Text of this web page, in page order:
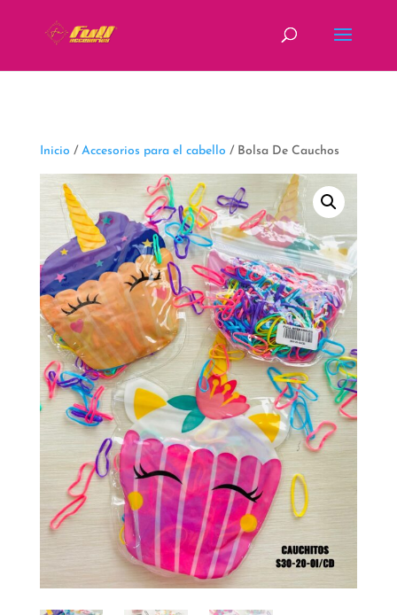
Inicio / Accesorios para el cabello / Bolsa De Cauchos